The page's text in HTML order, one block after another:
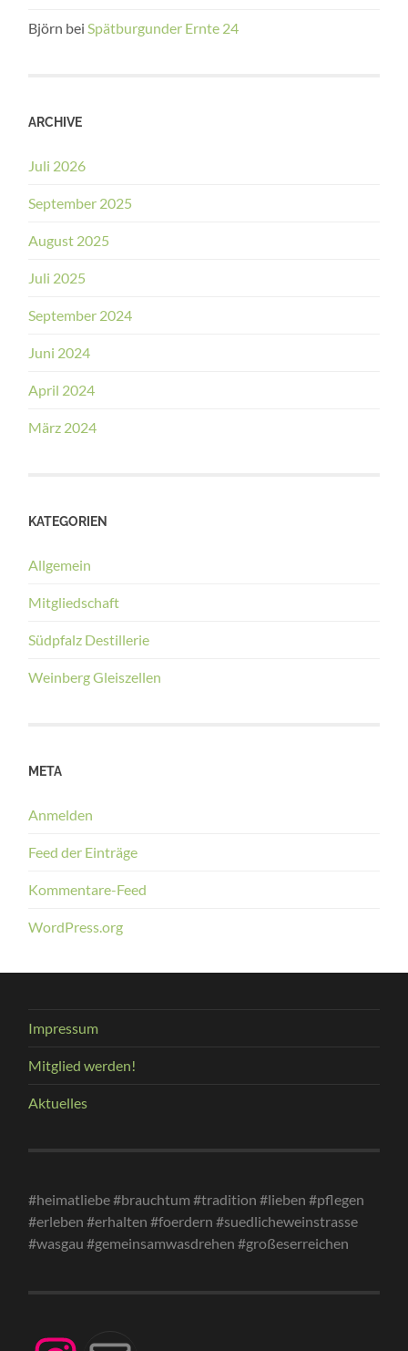
Björn bei Spätburgunder Ernte 24
ARCHIVE
Juli 2026
September 2025
August 2025
Juli 2025
September 2024
Juni 2024
April 2024
März 2024
KATEGORIEN
Allgemein
Mitgliedschaft
Südpfalz Destillerie
Weinberg Gleiszellen
META
Anmelden
Feed der Einträge
Kommentare-Feed
WordPress.org
Impressum
Mitglied werden!
Aktuelles
#heimatliebe #brauchtum #tradition #lieben #pflegen
#erleben #erhalten #foerdern #suedlicheweinstrasse
#wasgau #gemeinsamwasdrehen #großeserreichen